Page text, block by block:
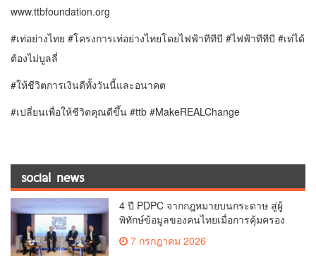
www.ttbfoundation.org
#เท่อย่างไทย #โครงการเท่อย่างไทยโดยไฟฟ้าทีทีบี #ไฟฟ้าทีทีบี #เท่ได้
ต้องไม่บูลลี่
#ให้ชีวิตการเงินดีทั้งวันนี้และอนาคต
#เปลี่ยนเพื่อให้ชีวิตคุณดีขึ้น #ttb #MakeREALChange
social news
4 ปี PDPC จากกฎหมายบนกระดาษ สู่ผู้
พิทักษ์ข้อมูลของคนไทยเมื่อการคุ้มครอง
ข้อมูลส่วนบุคคลกลายเป็นด่านหน้าสร้าง
“Digital Trust” ในยุค AI
7 กรกฎาคม 2026